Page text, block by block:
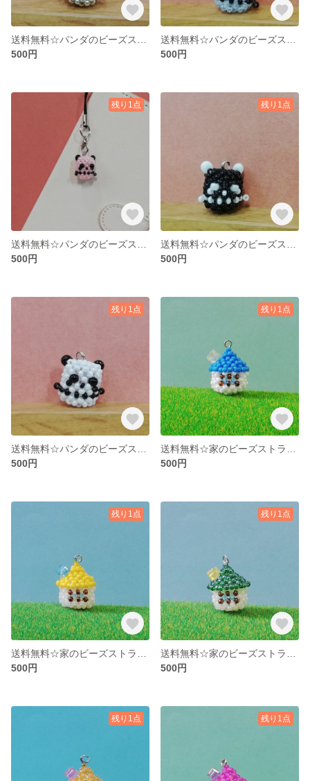
500円
500円
残り1点
500円
残り1点
500円
残り1点
500円
残り1点
500円
残り1点
500円
残り1点
500円
残り1点 残り1点